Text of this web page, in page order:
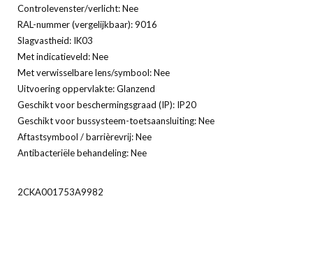
Controlevenster/verlicht: Nee
RAL-nummer (vergelijkbaar): 9016
Slagvastheid: IK03
Met indicatieveld: Nee
Met verwisselbare lens/symbool: Nee
Uitvoering oppervlakte: Glanzend
Geschikt voor beschermingsgraad (IP): IP20
Geschikt voor bussysteem-toetsaansluiting: Nee
Aftastsymbool / barrièrevrij: Nee
Antibacteriële behandeling: Nee
2CKA001753A9982